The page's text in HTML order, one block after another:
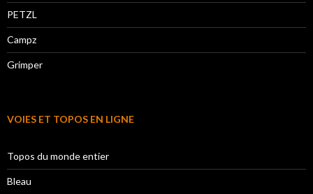
PETZL
Campz
Grimper
VOIES ET TOPOS EN LIGNE
Topos du monde entier
Bleau